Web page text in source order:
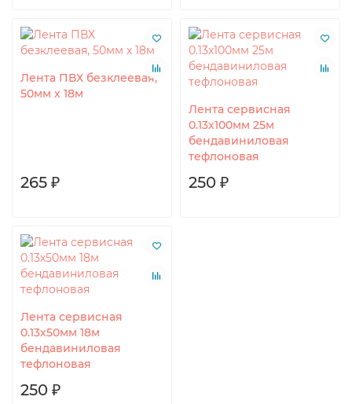
Лента ПВХ безклеевая,
50мм x 18м
265 ₽
Лента сервисная
0.13х100мм 25м
бендавиниловая
тефлоновая
250 ₽
Лента сервисная
0.13х50мм 18м
бендавиниловая
тефлоновая
250 ₽